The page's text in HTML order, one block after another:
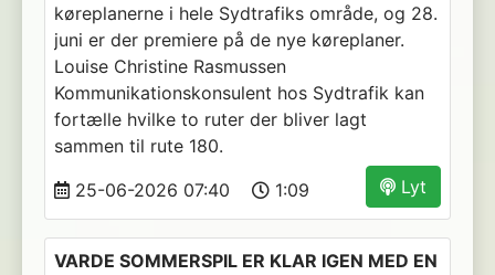
køreplanerne i hele Sydtrafiks område, og 28.
juni er der premiere på de nye køreplaner.
Louise Christine Rasmussen
Kommunikationskonsulent hos Sydtrafik kan
fortælle hvilke to ruter der bliver lagt
sammen til rute 180.
Lyt
25-06-2026 07:40 1:09
VARDE SOMMERSPIL ER KLAR IGEN MED EN